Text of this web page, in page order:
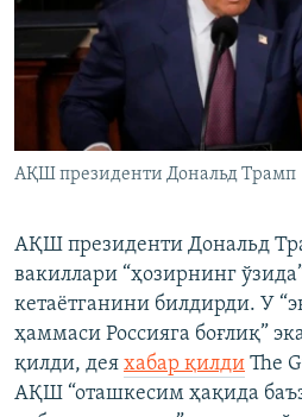
АҚШ президенти Дональд Трамп
АҚШ президенти Дональд
вакиллари “ҳозирнинг
кетаётганини билдирди. У
ҳаммаси Россияга боғлиқ”
қилди, дея хабар қилди The
АҚШ “оташкесим ҳақида